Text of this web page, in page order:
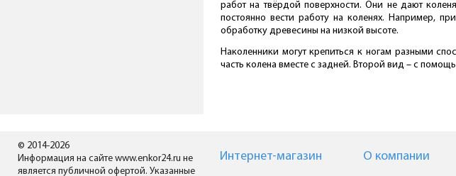
работ на твёрдой поверхности. Они не дают
постоянно вести работу на коленях. Например,
обработку древесины на низкой высоте.
Наколенники могут крепиться к ногам разными
часть колена вместе с задней. Второй вид – с
© 2014-2026
Информация на сайте www.enkor24.ru не
является публичной офертой. Указанные
Интернет-магазин О компании